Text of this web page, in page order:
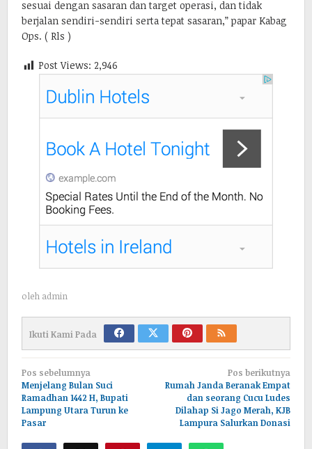
sesuai dengan sasaran dan target operasi, dan tidak
berjalan sendiri-sendiri serta tepat sasaran,” papar Kabag
Ops. ( Rls )
Post Views: 2,946
oleh admin
Ikuti Kami Pada
Navigasi
pos
Pos sebelumnya
Menjelang Bulan Suci
Ramadhan 1442 H, Bupati
Lampung Utara Turun ke
Pasar
Pos berikutnya
Rumah Janda Beranak Empat
dan seorang Cucu Ludes
Dilahap Si Jago Merah, KJB
Lampura Salurkan Donasi